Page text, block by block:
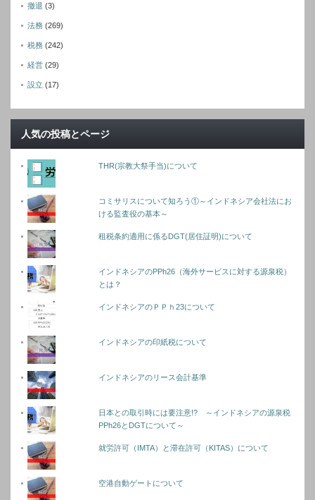
撤退 (3)
法務 (269)
税務 (242)
経営 (29)
設立 (17)
人気の投稿とページ
THR(宗教大祭手当)について
コミサリスについて知ろう①～インドネシア会社法にお
ける監査役の基本～
租税条約適用に係るDGT(居住証明)について
インドネシアのPPh26（海外サービスに対する源泉税）
とは？
インドネシアのＰＰｈ23について
インドネシアの印紙税について
インドネシアのリース会計基準
日本との取引時には要注意!? ～インドネシアの源泉税
PPh26とDGTについて～
就労許可（IMTA）と滞在許可（KITAS）について
空港自動ゲートについて